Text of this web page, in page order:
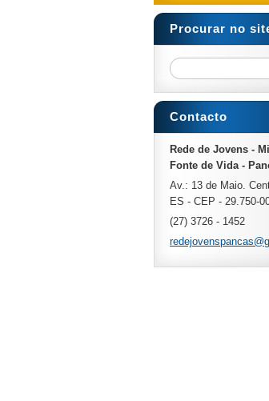
Procurar no
Contacto
Rede de Jovens -
Fonte de Vida -
Av.: 13 de Maio.
ES - CEP - 29.750-
(27) 3726 - 1452
redejovenspancas